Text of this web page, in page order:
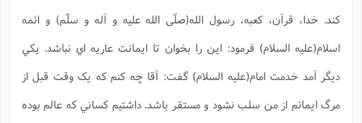
کند. خدا، قرآن، کعبه، رسول الله(صلّی الله علیه و آله و سلّم) و ائمه
اسلام(علیه السلام) فرمود: اين را بخوان تا ايمانت عاريه اي نباشد. يکي
ديگر آمد خدمت امام(علیه السلام) گفت: آقا چه کنم که يک وقت قبل از
مرگ ايمانم از من سلب نشود و مستقر باشد. داشتيم کساني که عالم بوده